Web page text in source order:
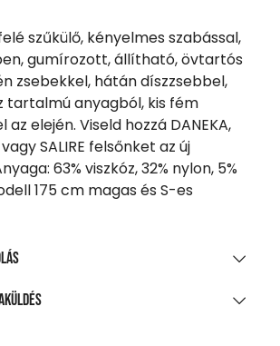
szűkülő, kényelmes szabással,
gumírozott, állítható, övtartós
zsebekkel, hátán díszzsebbel,
tartalmú anyagból, kis fém
az elején. Viseld hozzá DANEKA,
vagy SALIRE felsőnket az új
63% viszkóz, 32% nylon, 5%
175 cm magas és S-es